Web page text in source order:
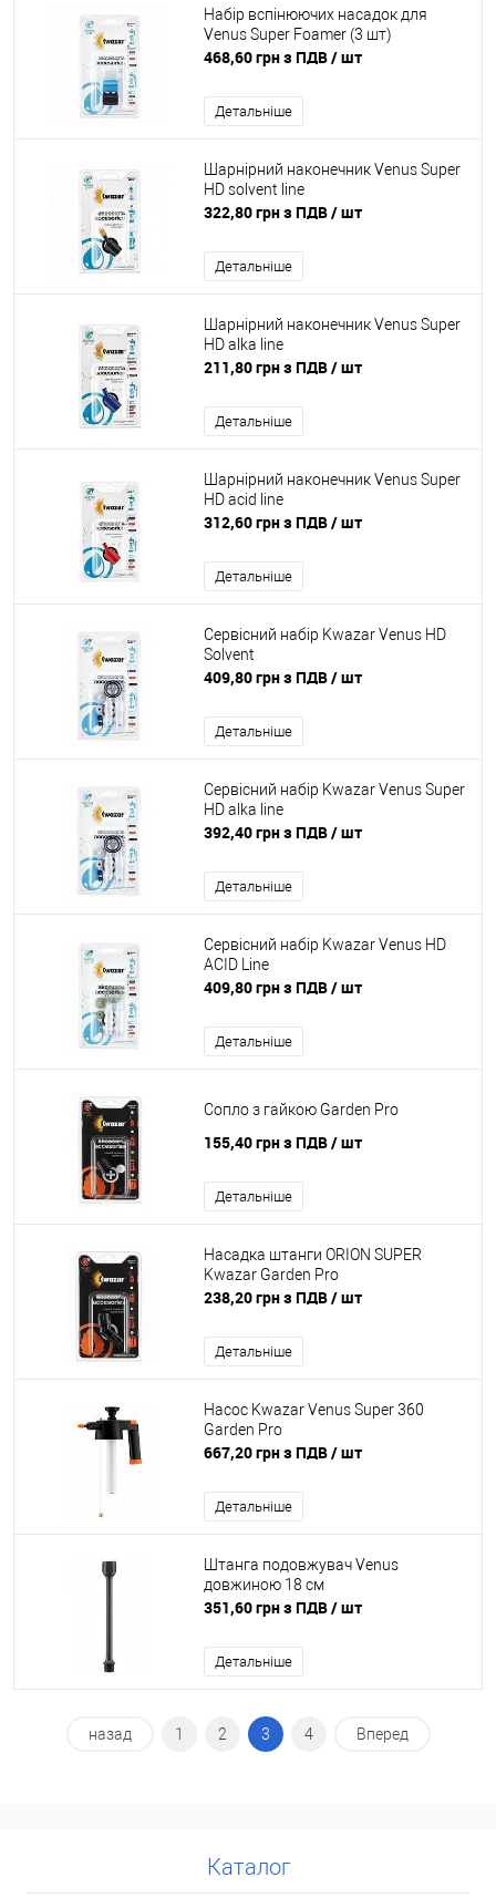
Набір вспінюючих насадок для
Venus Super Foamer (3 шт)
468,60 грн з ПДВ/ шт
Детальніше
Шарнірний наконечник Venus Super
HD solvent line
322,80 грн з ПДВ/ шт
Детальніше
Шарнірний наконечник Venus Super
HD alka line
211,80 грн з ПДВ/ шт
Детальніше
Шарнірний наконечник Venus Super
HD acid line
312,60 грн з ПДВ/ шт
Детальніше
Сервісний набір Kwazar Venus HD
Solvent
409,80 грн з ПДВ/ шт
Детальніше
Сервісний набір Kwazar Venus Super
HD alka line
392,40 грн з ПДВ/ шт
Детальніше
Сервісний набір Kwazar Venus HD
ACID Line
409,80 грн з ПДВ/ шт
Детальніше
Сопло з гайкою Garden Pro
155,40 грн з ПДВ/ шт
Детальніше
Насадка штанги ORION SUPER
Kwazar Garden Pro
238,20 грн з ПДВ/ шт
Детальніше
Насос Kwazar Venus Super 360
Garden Pro
667,20 грн з ПДВ/ шт
Детальніше
Штанга подовжувач Venus
довжиною 18 см
351,60 грн з ПДВ/ шт
Детальніше
назад 1 2 3 4 Вперед
Каталог